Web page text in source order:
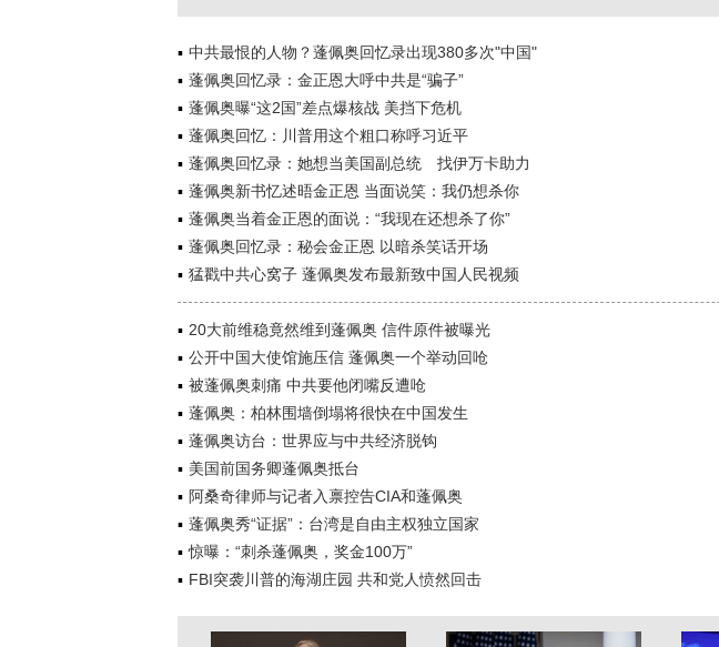
中共最恨的人物？蓬佩奥回忆录出现380多次"中国"
蓬佩奥回忆录：金正恩大呼中共是“骗子”
蓬佩奥曝“这2国”差点爆核战 美挡下危机
蓬佩奥回忆：川普用这个粗口称呼习近平
蓬佩奥回忆录：她想当美国副总统 找伊万卡助力
蓬佩奥新书忆述晤金正恩 当面说笑：我仍想杀你
蓬佩奥当着金正恩的面说：“我现在还想杀了你”
蓬佩奥回忆录：秘会金正恩 以暗杀笑话开场
猛戳中共心窝子 蓬佩奥发布最新致中国人民视频
20大前维稳竟然维到蓬佩奥 信件原件被曝光
公开中国大使馆施压信 蓬佩奥一个举动回呛
被蓬佩奥刺痛 中共要他闭嘴反遭呛
蓬佩奥：柏林围墙倒塌将很快在中国发生
蓬佩奥访台：世界应与中共经济脱钩
美国前国务卿蓬佩奥抵台
阿桑奇律师与记者入禀控告CIA和蓬佩奥
蓬佩奥秀“证据”：台湾是自由主权独立国家
惊曝：“刺杀蓬佩奥，奖金100万”
FBI突袭川普的海湖庄园 共和党人愤然回击